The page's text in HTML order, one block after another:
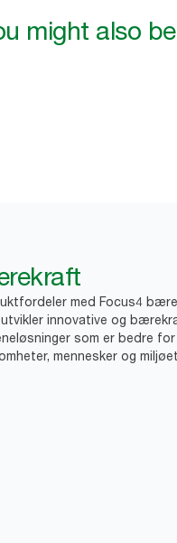
might also
med Focus4
utvikler innovative og
som er bedre for
mennesker og